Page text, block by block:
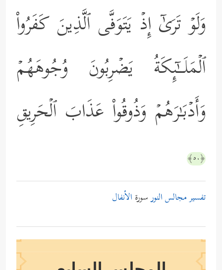
وَلَوۡ تَرَىٰۤ إِذۡ یَتَوَفَّى ٱلَّذِینَ كَفَرُواْ
ٱلۡمَلَــٰۤىِٕكَةُ یَضۡرِبُونَ وُجُوهَهُمۡ
وَأَدۡبَـٰرَهُمۡ وَذُوقُواْ عَذَابَ ٱلۡحَرِیقِ
﴿٥٠﴾
تفسير مجالس النورسورة الأنفال